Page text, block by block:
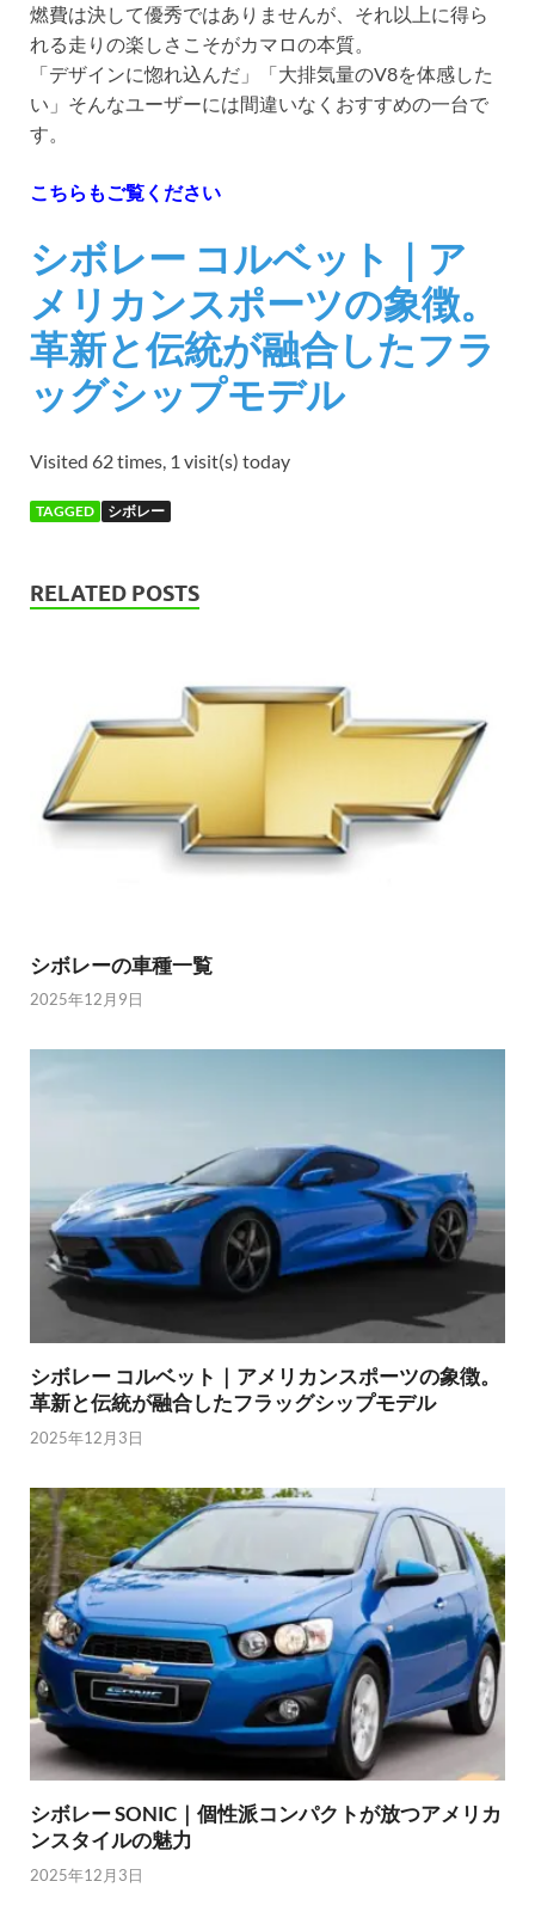
燃費は決して優秀ではありませんが、それ以上に得ら
れる走りの楽しさこそがカマロの本質。
「デザインに惚れ込んだ」「大排気量のV8を体感した
い」そんなユーザーには間違いなくおすすめの一台で
す。
こちらもご覧ください
シボレー コルベット｜ア
メリカンスポーツの象徴。
革新と伝統が融合したフラ
ッグシップモデル
Visited 62 times, 1 visit(s) today
TAGGED シボレー
RELATED POSTS
シボレーの車種一覧
2025年12月9日
シボレー コルベット｜アメリカンスポーツの象徴。
革新と伝統が融合したフラッグシップモデル
2025年12月3日
シボレー SONIC｜個性派コンパクトが放つアメリカ
ンスタイルの魅力
2025年12月3日